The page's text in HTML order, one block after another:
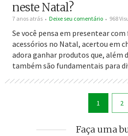
neste Natal?
7 anos atrás Deixe seu comentário 968
Se você pensa em presentear
acessórios no Natal, acertou em
adora ganhar produtos que, além
também são fundamentais para
1 2
Faça uma